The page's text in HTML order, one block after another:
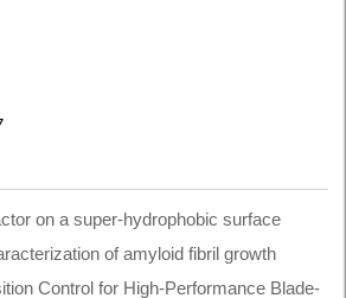
on a super-hydrophobic surface
of amyloid fibril growth
Control for High-Performance Blade-